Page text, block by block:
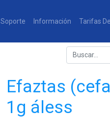
Soporte Información Tarifas
Efaztas
1g áless